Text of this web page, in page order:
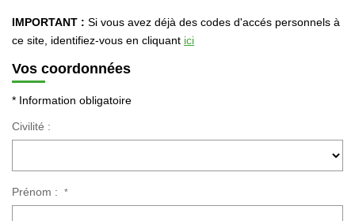
IMPORTANT : Si vous avez déjà des codes d'accés personnels à
ce site, identifiez-vous en cliquant ici
Vos coordonnées
* Information obligatoire
Civilité :
Prénom : *